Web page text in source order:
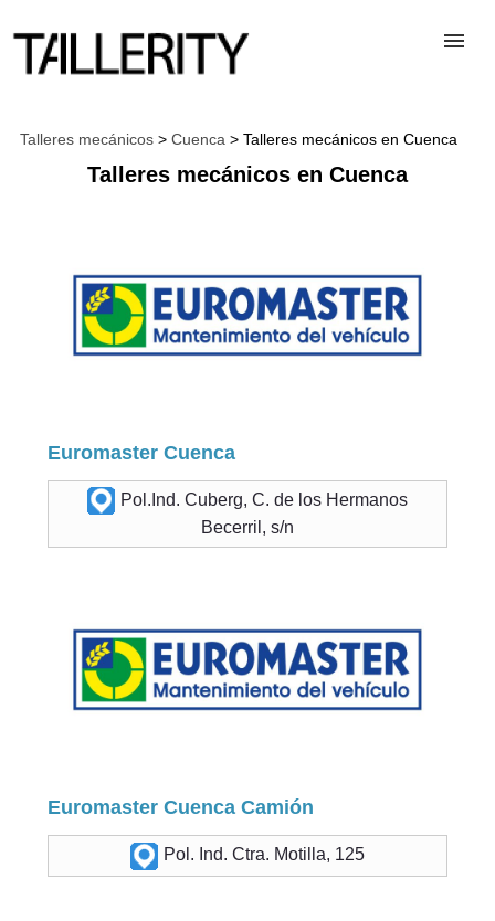
TALLERES
PARA PROFESIONALES
CONTACTAR
Talleres mecánicos > Cuenca > Talleres mecánicos en Cuenca
Talleres mecánicos en Cuenca
Euromaster Cuenca
Pol.Ind. Cuberg, C. de los Hermanos
Becerril, s/n
Euromaster Cuenca Camión
Pol. Ind. Ctra. Motilla, 125